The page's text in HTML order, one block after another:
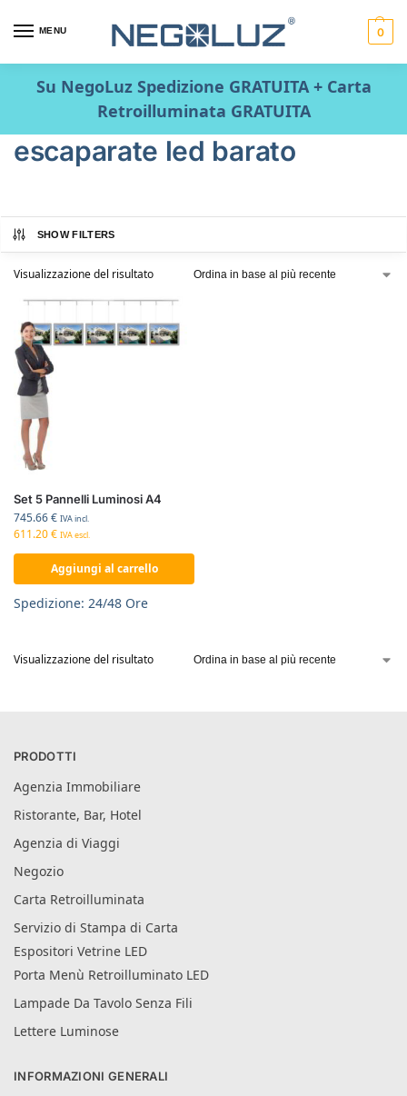
MENU 0
Su NegoLuz Spedizione GRATUITA + Carta
Retroilluminata GRATUITA
escaparate led barato
SHOW FILTERS
Visualizzazione del risultato
Set 5 Pannelli Luminosi A4
745.66€ IVA incl.
611.20€ IVA escl.
Aggiungi al carrello
Spedizione: 24/48 Ore
Visualizzazione del risultato
PRODOTTI
Agenzia Immobiliare
Ristorante, Bar, Hotel
Agenzia di Viaggi
Negozio
Carta Retroilluminata
Servizio di Stampa di Carta
Espositori Vetrine LED
Porta Menù Retroilluminato LED
Lampade Da Tavolo Senza Fili
Lettere Luminose
INFORMAZIONI GENERALI